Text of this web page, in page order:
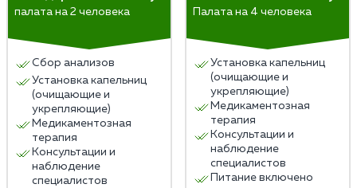
адаптации в обществе.
Мы предлагаем услугу интервенции — нарколог и
психиатр объяснят больному необходимость
лечения. Они провели десяток таких разговоров и
знают, как убедить человека.
Хотя считается, что наркомания, как алкоголизм, —
ремиссию.
палата на 2 человека
Сбор анализов
Установка капельниц
(очищающие и
укрепляющие)
Медикаментозная
терапия
Консультации и
наблюдение
специалистов
Палата на 4 человека
Установка капельниц
(очищающие и
укрепляющие)
Медикаментозная
терапия
Консультации и
наблюдение
специалистов
Питание включено